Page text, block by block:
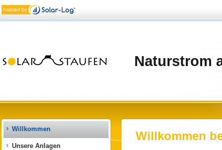
Naturstrom
Willkommen
Unsere Anlagen
Willkommen